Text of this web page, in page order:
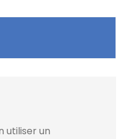
utiliser un